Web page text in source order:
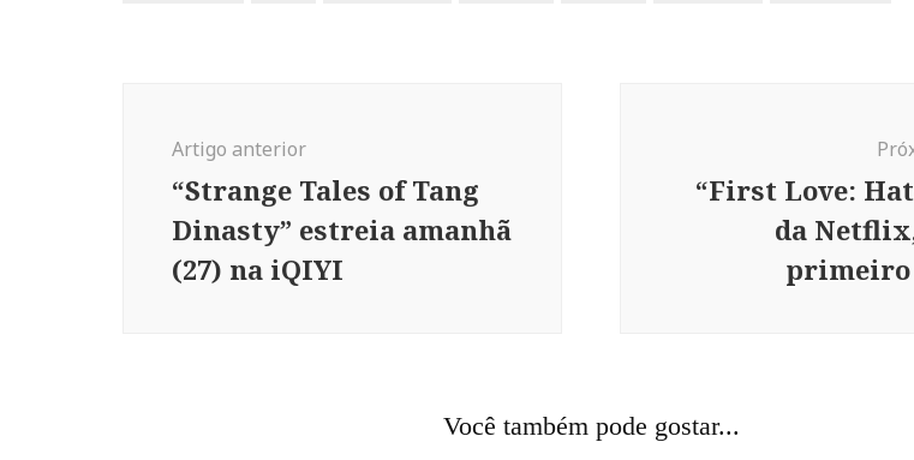
Artigo anterior
“Strange Tales of Tang
Dinasty” estreia amanhã
(27) na iQIYI
“First Love:
da
Você também pode gostar...